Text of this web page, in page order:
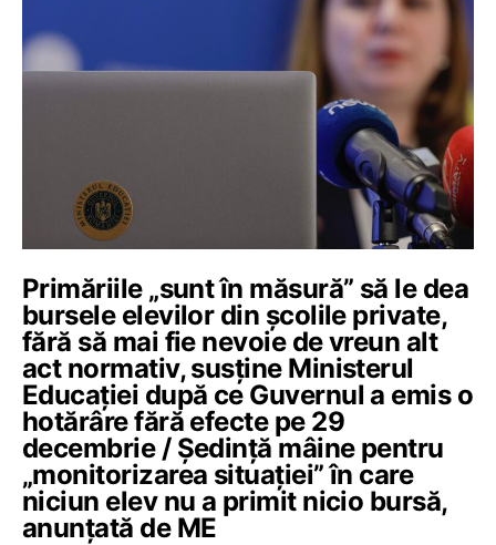
Primăriile „sunt în măsură” să le dea
bursele elevilor din școlile private,
fără să mai fie nevoie de vreun alt
act normativ, susține Ministerul
Educației după ce Guvernul a emis o
hotărâre fără efecte pe 29
decembrie / Ședință mâine pentru
„monitorizarea situației” în care
niciun elev nu a primit nicio bursă,
anunțată de ME